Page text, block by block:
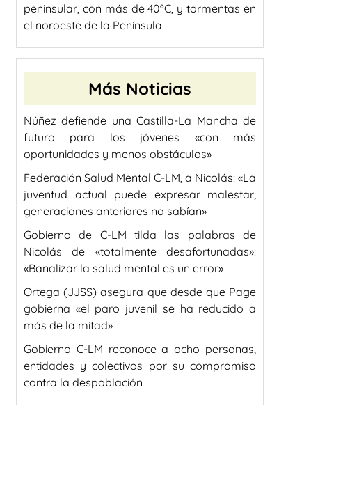
peninsular, con más de 40ºC, y tormentas en
el noroeste de la Península
Más Noticias
Núñez defiende una Castilla-La Mancha de
futuro para los jóvenes «con más
oportunidades y menos obstáculos»
Federación Salud Mental C-LM, a Nicolás: «La
juventud actual puede expresar malestar,
generaciones anteriores no sabían»
Gobierno de C-LM tilda las palabras de
Nicolás de «totalmente desafortunadas»:
«Banalizar la salud mental es un error»
Ortega (JJSS) asegura que desde que Page
gobierna «el paro juvenil se ha reducido a
más de la mitad»
Gobierno C-LM reconoce a ocho personas,
entidades y colectivos por su compromiso
contra la despoblación